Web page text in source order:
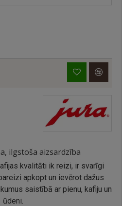
ilgstoša aizsardzība
kvalitāti ik reizi, ir svarīgi
apkopt un ievērot dažus
saistībā ar pienu, kafiju un
ūdeni.